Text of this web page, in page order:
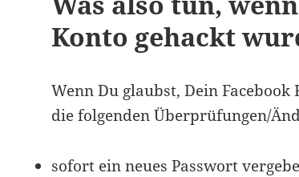
Konto gehackt
Wenn Du glaubst, Dein
die folgenden Überprüfungen/
sofort ein neues Passwort